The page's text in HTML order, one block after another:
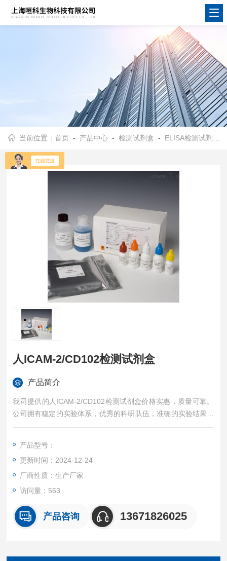
当前位置：首页 - 产品中心 -检测试剂盒 - ELISA检测试剂盒
人ICAM-2/CD102检测试剂盒
产品简介
我司提供的人ICAM-2/CD102检测试剂盒价格实惠，质量可靠。
公司拥有稳定的实验体系，优秀的科研队伍，准确的实验结果，
是您值得信赖的合作伙伴，凡购买我司的试剂盒产品都可提供全
产品型号：
更新时间：2024-12-24
厂商性质：生产厂家
访问量：563
产品咨询 13671826025